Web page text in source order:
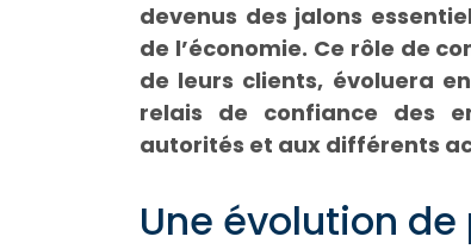
devenus des jalons
de l’économie. Ce rôle de
de leurs clients, évoluera
relais de confiance des
autorités et aux différents
Une évolution